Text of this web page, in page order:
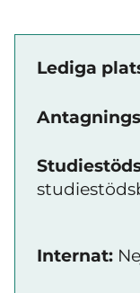
Lediga
Internat: